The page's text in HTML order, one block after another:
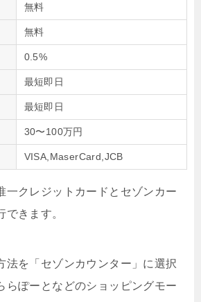
無料
無料
0.5%
最短即日
最短即日
30〜100万円
VISA,MaserCard,JCB
一クレジットカードとセゾンカー
できます。
法を「セゾンカウンター」に選択
らぽーとなどのショッピングモー